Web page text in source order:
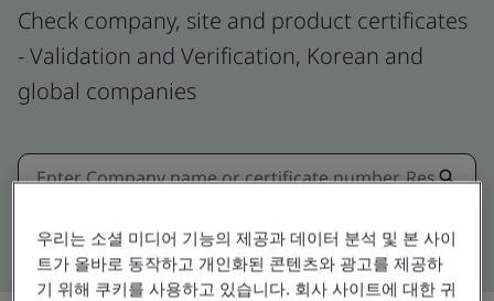
Check company, site and product certificates
- Validation and Verification, Korean and
global companies
Kitemark advanced search
우리는 소셜 미디어 기능의 제공과 데이터 분석 및 본 사이
트가 올바로 동작하고 개인화된 콘텐츠와 광고를 제공하
기 위해 쿠키를 사용하고 있습니다. 회사 사이트에 대한 귀